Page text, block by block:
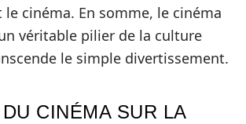
le cinéma. En somme, le cinéma
véritable pilier de la culture
le simple divertissement.
CINÉMA SUR LA